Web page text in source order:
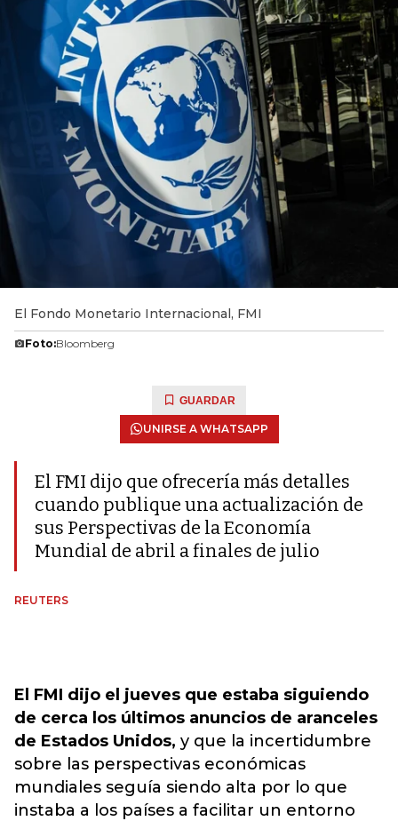
El Fondo Monetario Internacional, FMI
Foto:Bloomberg
GUARDAR
UNIRSE A WHATSAPP
El FMI dijo que ofrecería más detalles
cuando publique una actualización de
sus Perspectivas de la Economía
Mundial de abril a finales de julio
REUTERS
El FMI dijo el jueves que estaba siguiendo
de cerca los últimos anuncios de aranceles
de Estados Unidos, y que la incertidumbre
sobre las perspectivas económicas
mundiales seguía siendo alta por lo que
instaba a los países a facilitar un entorno